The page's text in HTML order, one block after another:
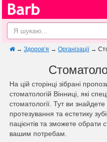
→ Здоров’я → Організації →
На цій сторінці зібрані
стоматологій Вінниці, які
стоматології. Тут ви знайдете
протезування та естетику
пацієнтів та зможете обрати
вашим потребам.